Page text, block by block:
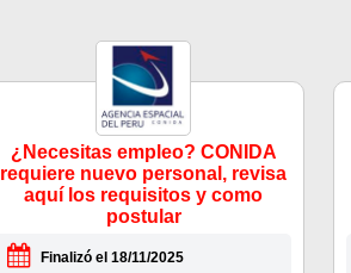
¿Necesitas empleo? CONIDA
requiere nuevo personal, revisa
aquí los requisitos y como
postular
Finalizó el 18/11/2025